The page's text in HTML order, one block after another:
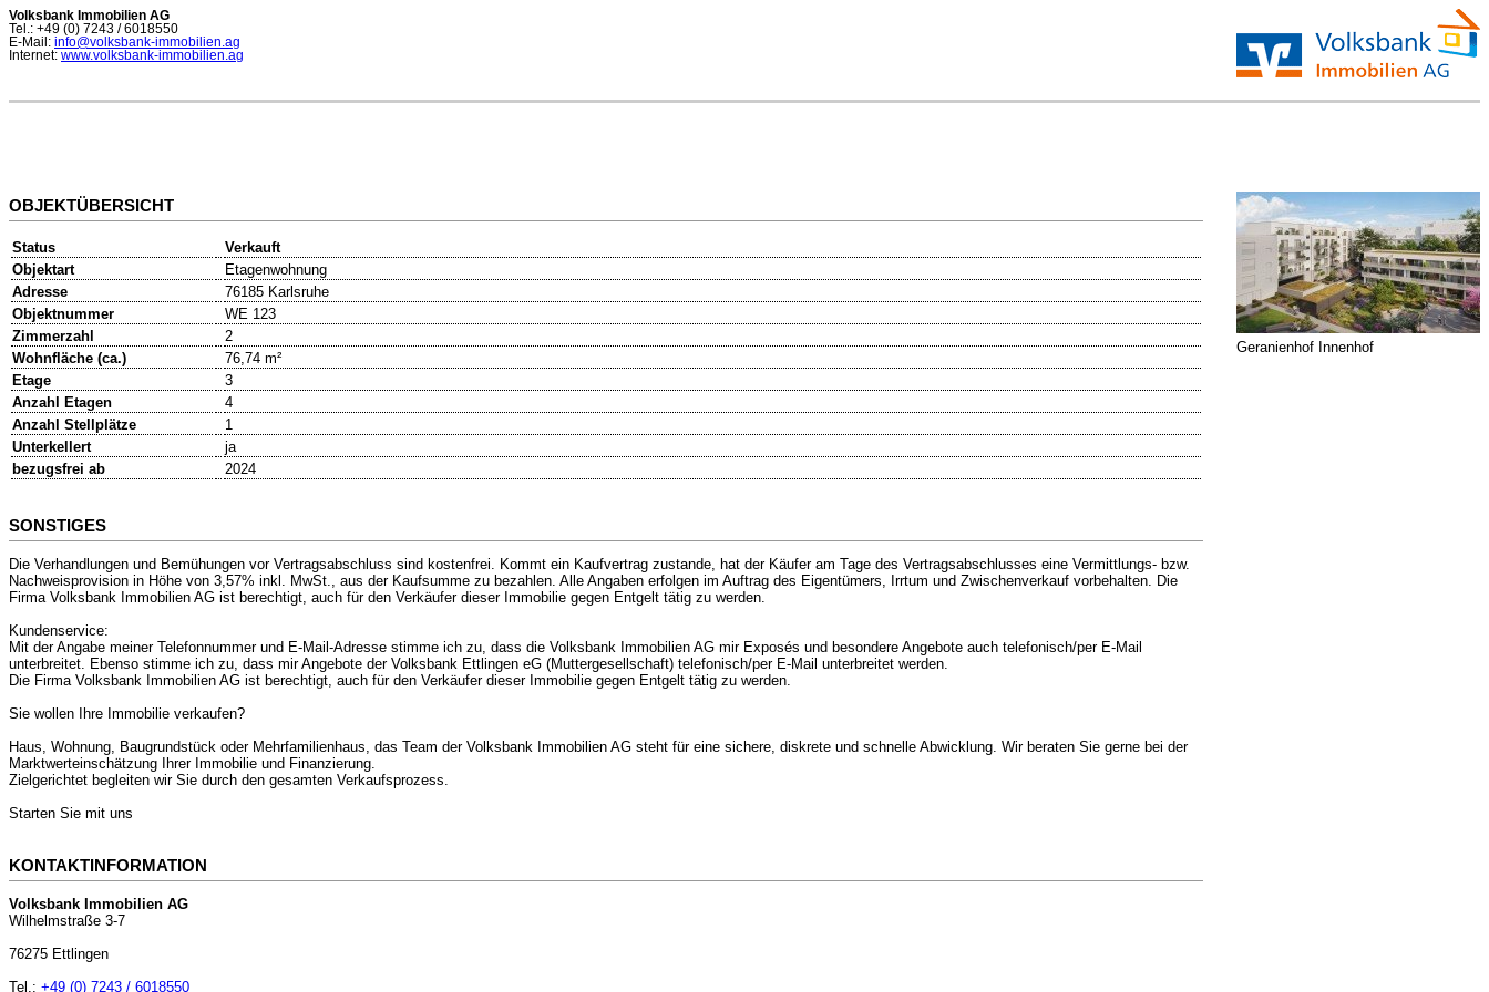
Volksbank Immobilien AG
Tel.: +49 (0) 7243 / 6018550
E-Mail: info@volksbank-immobilien.ag
Internet: www.volksbank-immobilien.ag
OBJEKTÜBERSICHT
Status
Verkauft
Objektart
Etagenwohnung
Adresse
76185 Karlsruhe
Objektnummer
WE 123
Zimmerzahl
2
Wohnfläche (ca.)
76,74 m²
Etage
3
Anzahl Etagen
4
Anzahl Stellplätze
1
Unterkellert
ja
bezugsfrei ab
2024
SONSTIGES
Die Verhandlungen und Bemühungen vor Vertragsabschluss sind kostenfrei. Kommt ein Kaufvertrag zustande, hat der Käufer am Tage des Vertragsabschlusses eine Vermittlungs- bzw.
Nachweisprovision in Höhe von 3,57% inkl. MwSt., aus der Kaufsumme zu bezahlen. Alle Angaben erfolgen im Auftrag des Eigentümers, Irrtum und Zwischenverkauf vorbehalten. Die
Firma Volksbank Immobilien AG ist berechtigt, auch für den Verkäufer dieser Immobilie gegen Entgelt tätig zu werden.
Kundenservice:
Mit der Angabe meiner Telefonnummer und E-Mail-Adresse stimme ich zu, dass die Volksbank Immobilien AG mir Exposés und besondere Angebote auch telefonisch/per E-Mail
unterbreitet. Ebenso stimme ich zu, dass mir Angebote der Volksbank Ettlingen eG (Muttergesellschaft) telefonisch/per E-Mail unterbreitet werden.
Die Firma Volksbank Immobilien AG ist berechtigt, auch für den Verkäufer dieser Immobilie gegen Entgelt tätig zu werden.
Sie wollen Ihre Immobilie verkaufen?
Haus, Wohnung, Baugrundstück oder Mehrfamilienhaus, das Team der Volksbank Immobilien AG steht für eine sichere, diskrete und schnelle Abwicklung. Wir beraten Sie gerne bei der
Marktwerteinschätzung Ihrer Immobilie und Finanzierung.
Zielgerichtet begleiten wir Sie durch den gesamten Verkaufsprozess.
Starten Sie mit uns
KONTAKTINFORMATION
Volksbank Immobilien AG
Wilhelmstraße 3-7
76275 Ettlingen
Tel.: +49 (0) 7243 / 6018550
Geranienhof Innenhof